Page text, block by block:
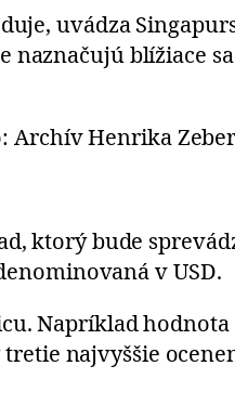
uvádza
blížiace
Archív Henrika
ktorý bude
v USD.
Napríklad
najvyššie